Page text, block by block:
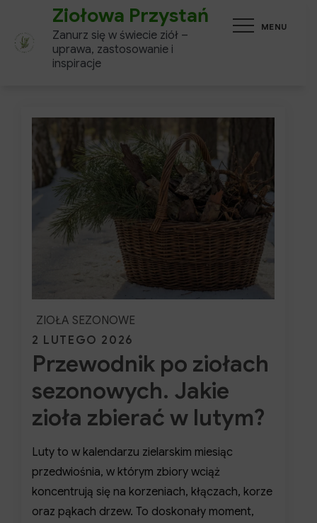
content
MENU
Ziołowa Przystań
Zanurz się w świecie ziół –
uprawa, zastosowanie i
inspiracje
ZIOŁA SEZONOWE
Posted
on
2 LUTEGO 2026
Przewodnik po ziołach
sezonowych. Jakie
zioła zbierać w lutym?
Luty to w kalendarzu zielarskim miesiąc
przedwiośnia, w którym zbiory wciąż
koncentrują się na korzeniach, kłączach, korze
oraz pąkach drzew. To doskonały moment,